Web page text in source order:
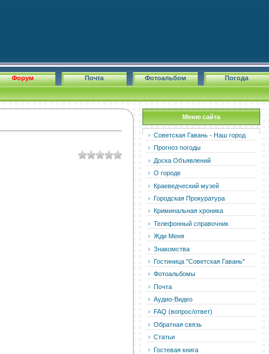
Погода
Фотоальбом
Почта
Форум
Меню сайта
Советская Гавань - Наш город
Прогноз погоды
Доска Объявлений
О городе
Краеведческий музей
Городская Прокуратура
Криминальная хроника
Телефонный справочник
Жди Меня
Знакомства
Гостиница "Советская Гавань"
Фотоальбомы
Почта
Аудио-Видео
FAQ (вопрос/ответ)
Обратная связь
Статьи
Гостевая книга